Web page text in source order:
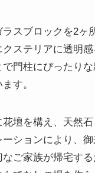
スブロックを2ヶ
ステリアに透明
門柱にぴったり
す。
壇を構え、天然
ションにより、
ご家族が帰宅す